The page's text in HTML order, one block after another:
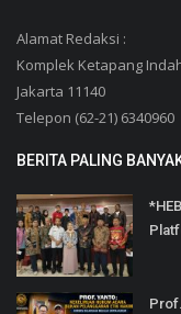
Alamat Redaksi :
Komplek Ketapang
Jakarta 11140
Telepon (62-21) 6340960
BERITA PALING